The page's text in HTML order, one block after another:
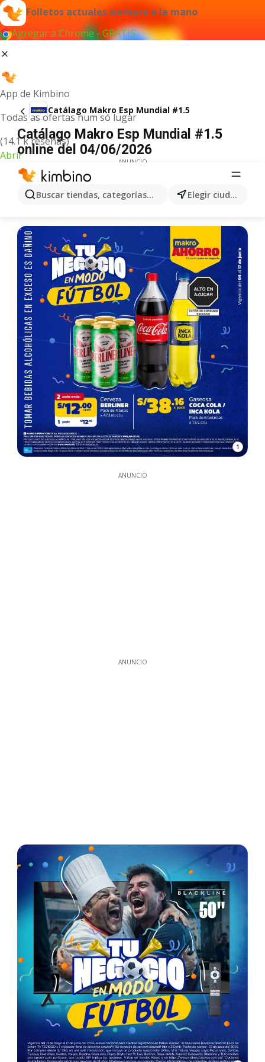
Folletos actuales siempre a la mano
Agregar a Chrome - GRATIS
App de Kimbino
Todas as ofertas num só lugar
(14.1 k reseñas)
Abrir
Buscar tiendas, categorías, productos... Elegir ciudad
Catálago Makro Esp Mundial #1.5
Catálago Makro Esp Mundial #1.5
online del 04/06/2026
ANUNCIO
1
ANUNCIO
ANUNCIO